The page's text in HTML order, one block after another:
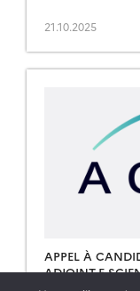
l’OPGC/LaMP
[…]
21.10.2025
APPEL À
ADJOINT-E